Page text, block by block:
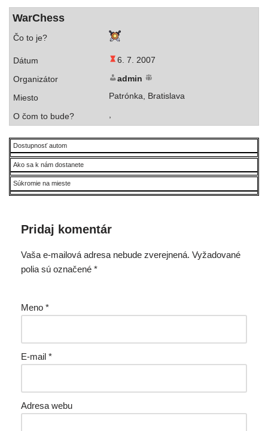
WarChess
6. 7. 2007
admin
Patrónka, Bratislava
,
Dostupnosť autom
Ako sa k nám dostanete
Súkromie na mieste
Pridaj komentár
Vaša e-mailová adresa nebude zverejnená. Vyžadované
polia sú označené *
Meno *
E-mail *
Adresa webu